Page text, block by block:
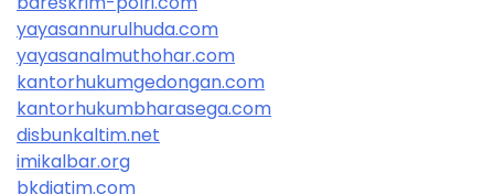
yayasannurulhuda.com
yayasanalmuthohar.com
kantorhukumgedongan.com
kantorhukumbharasega.com
disbunkaltim.net
imikalbar.org
bkdjatim.com